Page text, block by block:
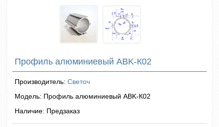
Профиль алюминиевый ABK-К02
Производитель: Светоч
Модель: Профиль алюминиевый ABK-К02
Наличие: Предзаказ